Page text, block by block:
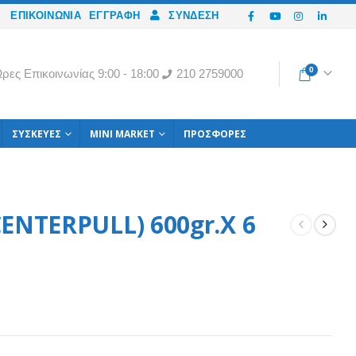
ΕΠΙΚΟΙΝΩΝΙΑ ΕΓΓΡΑΦΉ ΣΎΝΔΕΣΗ
Eπικοινωνίας 9:00 - 18:00 210 2759000 0
ΣΥΣΚΕΥΈΣ MINI MARKET ΠΡΟΣΦΟΡΈΣ
600gr.X 6